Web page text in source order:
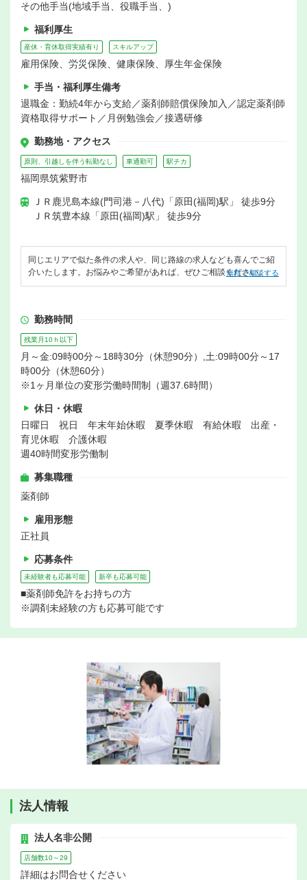
その他手当(地域手当、役職手当、)
福利厚生
産休・育休取得実績有り スキルアップ
雇用保険、労災保険、健康保険、厚生年金保険
手当・福利厚生備考
退職金：勤続4年から支給／薬剤師賠償保険加入／認定薬剤師
資格取得サポート／月例勉強会／接遇研修
勤務地・アクセス
原則、引越しを伴う転勤なし 車通勤可 駅チカ
福岡県筑紫野市
ＪＲ鹿児島本線(門司港－八代)「原田(福岡)駅」 徒歩9分
ＪＲ筑豊本線「原田(福岡)駅」 徒歩9分
同じエリアで似た条件の求人や、同じ路線の求人なども喜んでご紹
介いたします。お悩みやご希望があれば、ぜひご相談ください。
無料で相談する
勤務時間
残業月10ｈ以下
月～金:09時00分～18時30分（休憩90分）,土:09時00分～17
時00分（休憩60分）
※1ヶ月単位の変形労働時間制（週37.6時間）
休日・休暇
日曜日 祝日 年末年始休暇 夏季休暇 有給休暇 出産・
育児休暇 介護休暇
週40時間変形労働制
募集職種
薬剤師
雇用形態
正社員
応募条件
未経験者も応募可能 新卒も応募可能
■薬剤師免許をお持ちの方
※調剤未経験の方も応募可能です
法人情報
法人名非公開
店舗数10～29
詳細はお問合せください